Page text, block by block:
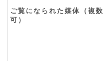
ご覧になられた媒体（複数
可）